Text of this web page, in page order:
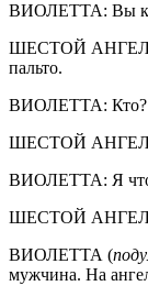
ВИОЛЕТТА: Вы
ШЕСТОЙ АНГЕЛ:
пальто.
ВИОЛЕТТА: Кто?
ШЕСТОЙ
ВИОЛЕТТА: Я
ШЕСТОЙ
ВИОЛЕТТА (
мужчина. На